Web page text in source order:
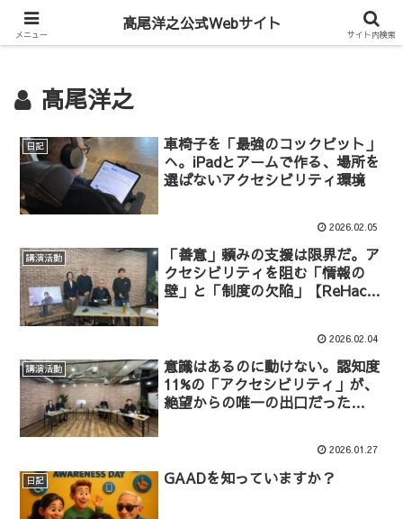
Hiroyuki Takao Official Web
髙尾洋之
日記
車椅子を「最強のコックピット」
へ。iPadとアームで作る、場所を
選ばないアクセシビリティ環境
2026.02.05
講演活動
「善意」頼みの支援は限界だ。ア
クセシビリティを阻む「情報の
壁」と「制度の欠陥」【ReHacQ
2026.02.04
講演活動
意識はあるのに動けない。認知度
11%の「アクセシビリティ」が、
絶望からの唯一の出口だった
2026.01.27
日記 GAADを知っていますか？
メニュー
髙尾洋之公式Webサイト
サイト内検索